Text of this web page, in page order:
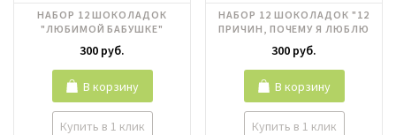
НАБОР 12 ШОКОЛАДОК
"ЛЮБИМОЙ БАБУШКЕ"
300 руб.
Купить в 1 клик
В корзину
НАБОР 12 ШОКОЛАДОК "12
ПРИЧИН, ПОЧЕМУ Я ЛЮБЛЮ
ТЕБЯ"
300 руб.
Купить в 1 клик
В корзину